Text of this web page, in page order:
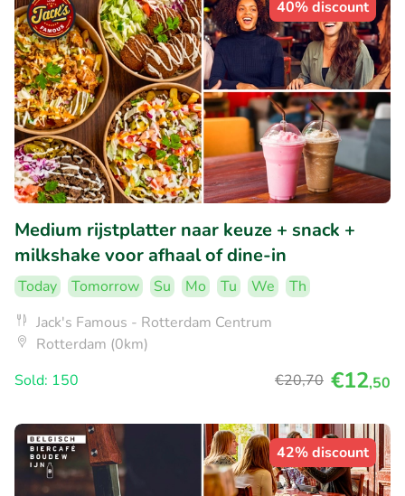
40% discount
Medium rijstplatter naar keuze + snack +
milkshake voor afhaal of dine-in
Today Tomorrow Su Mo Tu We
Th
Jack's Famous - Rotterdam Centrum
Rotterdam (0km)
Sold: 150
€20,70 €12,50
42% discount